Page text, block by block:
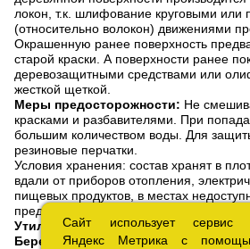
локон, т.к. шлифование круговыми или
(относительно волокон) движениями
Окрашенную ранее поверхность
старой краски. А поверхности ранее
деревозащитными средствами или
жесткой щеткой.
Меры предосторожности: Не
красками и разбавителями. При
большим количеством воды. Для
резиновые перчатки.
Условия хранения: состав хранят в
вдали от приборов отопления,
пищевых продуктов, в местах
предохраняют от влаги и прямых
Утилизация:
Пустые банки выносят в
Беречь от огня
Сайт использует сервис
Яндекс Метрика с
Сайт использует сервис
Яндекс Метрика с